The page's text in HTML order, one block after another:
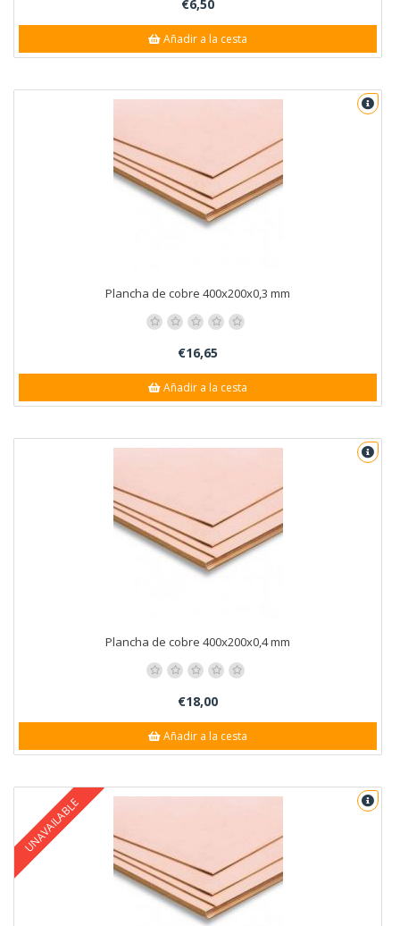
€6,50
Añadir a la cesta
Plancha de cobre 400x200x0,3 mm
€16,65
Añadir a la cesta
Plancha de cobre 400x200x0,4 mm
€18,00
Añadir a la cesta
UNAVAILABLE